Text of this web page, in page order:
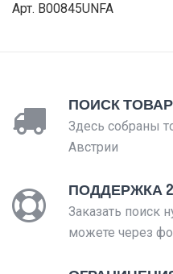
Арт. B00845UNFA
ПОИСК
Здесь собраны
Австрии
ПОДДЕРЖКА
Заказать поиск
можете через